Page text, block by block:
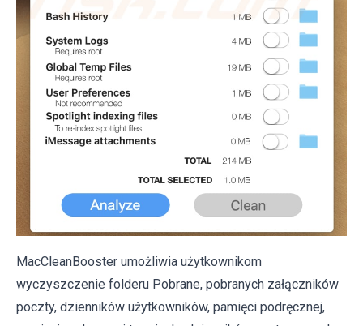
MacCleanBooster umożliwia użytkownikom
wyczyszczenie folderu Pobrane, pobranych załączników
poczty, dzienników użytkowników, pamięci podręcznej,